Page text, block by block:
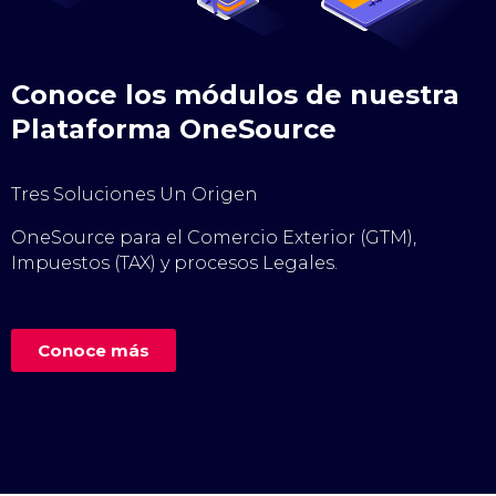
Conoce los módulos de nuestra
Plataforma OneSource
Tres Soluciones Un Origen
OneSource para el Comercio Exterior (GTM),
Impuestos (TAX) y procesos Legales.
Conoce más